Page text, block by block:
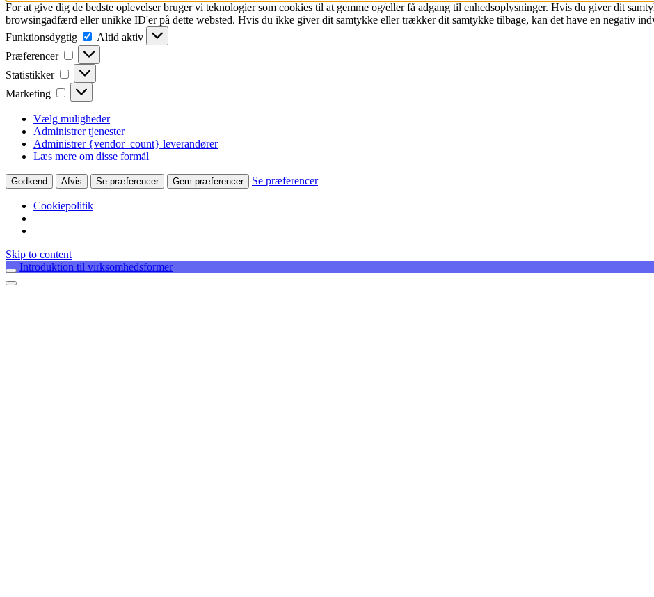
For at give dig de bedste oplevelser bruger vi teknologier som cookies til at gemme og/eller få adgang til enhedsoplysninger. Hvis du giver dit
browsingadfærd eller unikke ID'er på dette websted. Hvis du ikke giver dit samtykke eller trækker dit samtykke tilbage, kan det have en negativ
Funktionsdygtig
Funktionsdygtig
Altid aktiv
Præferencer
Præferencer
Statistikker Statistikker
Marketing Marketing
Vælg muligheder
Administrer tjenester
Administrer {vendor_count} leverandører
Læs mere om disse formål
Godkend Afvis Se præferencer Gem præferencer Se præferencer
Cookiepolitik
Skip to content
Introduktion til virksomhedsformer